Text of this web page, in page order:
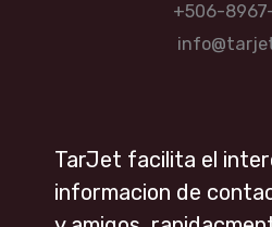
+506-
TarJet facilita el
informacion de